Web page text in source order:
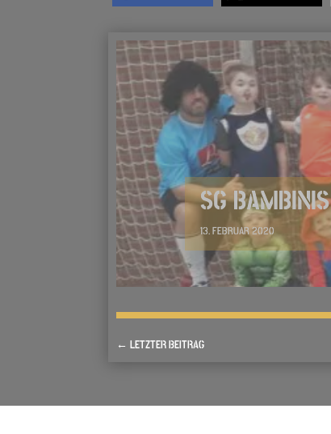
SG
13. FEBRUAR 2020
←LETZTER BEITRAG